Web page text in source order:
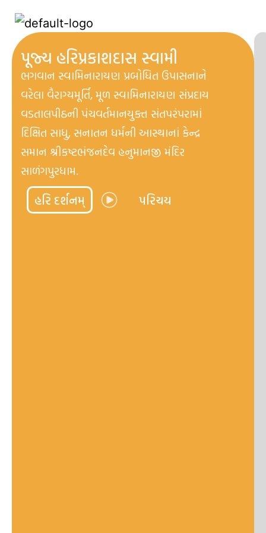
પૂજ્ય હરિપ્રકાશદાસ સ્વામી
ભગવાન સ્વામિનારાયણ પ્રબોધિત ઉપાસનાને
વરેલા વૈરાગ્યમૂર્તિ, મૂળ સ્વામિનારાયણ સંપ્રદાય
વડતાલપીઠની પંચવર્તમાનયુક્ત સંતપરંપરામાં
દિક્ષિત સાધુ, સનાતન ધર્મની આસ્થાનાં કેન્દ્ર
સમાન શ્રીકષ્ટભંજનદેવ હનુમાનજી મંદિર
સાળંગપુરધામ.
હરિ દર્શનમ્ પરિચય